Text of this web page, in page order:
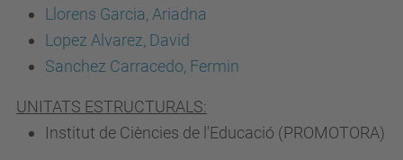
Llorens Garcia, Ariadna
Lopez Alvarez, David
Sanchez Carracedo, Fermin
UNITATS ESTRUCTURALS:
Institut de Ciències de l'Educació (PROMOTORA)